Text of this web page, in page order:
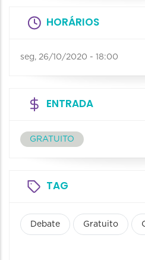
HORÁRIOS
seg, 26/10/2020 - 18:00
ENTRADA
GRATUITO
TAG
Debate Gratuito